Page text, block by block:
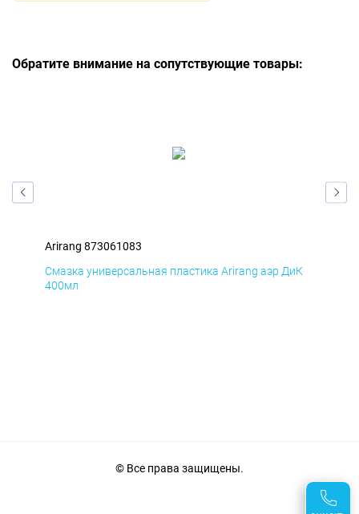
Обратите внимание на сопутствующие товары:
Arirang 873061083
Смазка универсальная пластика Arirang аэр ДиК
400мл
© Все права защищены.